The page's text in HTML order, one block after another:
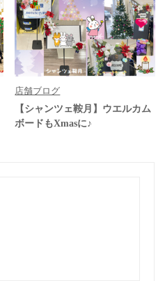
店舗ブログ
【シャンツェ鞍月】ウエルカム
ボードもXmasに♪